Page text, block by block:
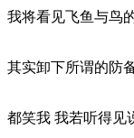
我将看见飞鱼与鸟
其实卸下所谓的防
都笑我 我若听得见